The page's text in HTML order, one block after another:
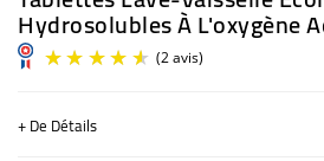
Hydrosolubles À L'oxygène
+ De Détails